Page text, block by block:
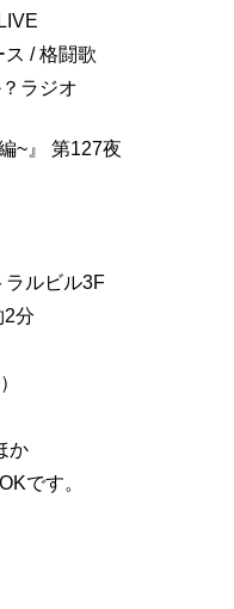
/ 格闘歌
ラジオ
~』 第127夜
ラルビル3F
2分
か
です。